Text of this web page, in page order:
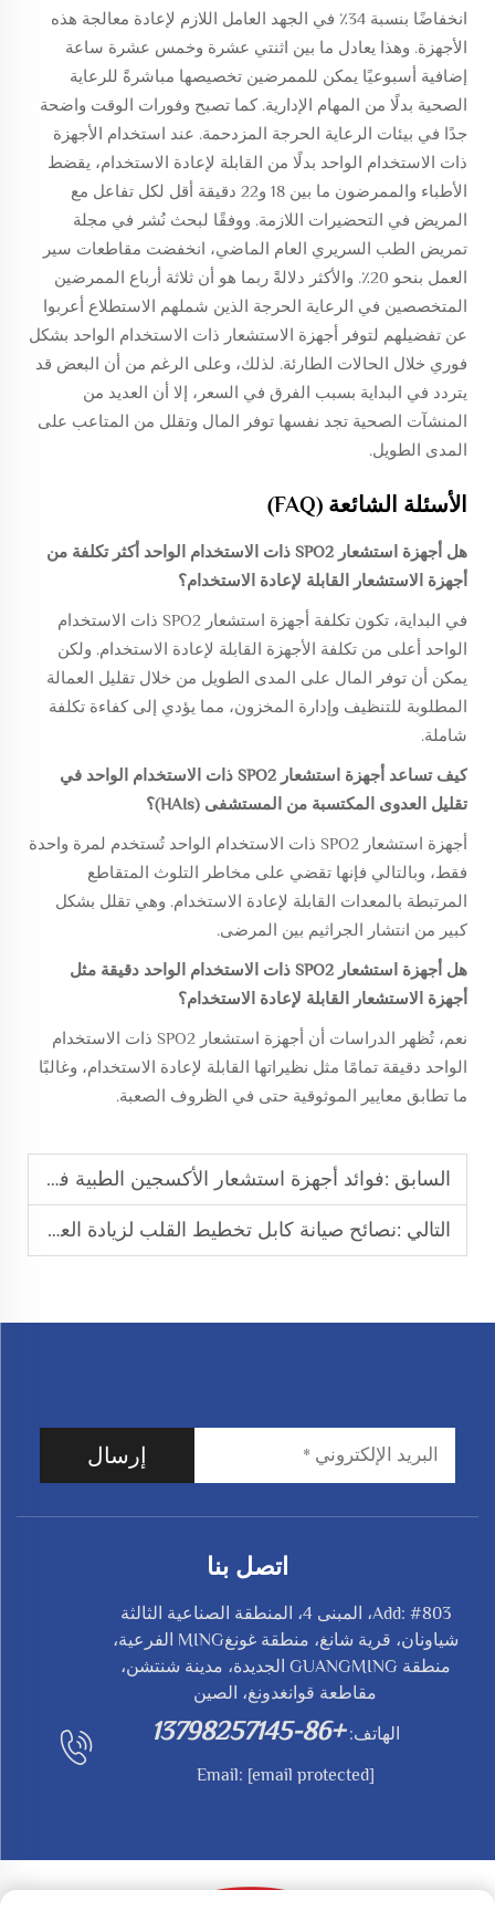
انخفاضًا بنسبة 34٪ في الجهد العامل اللازم لإعادة معالجة هذه
الأجهزة. وهذا يعادل ما بين اثنتي عشرة وخمس عشرة ساعة
إضافية أسبوعيًا يمكن للممرضين تخصيصها مباشرةً للرعاية
الصحية بدلًا من المهام الإدارية. كما تصبح وفورات الوقت واضحة
جدًا في بيئات الرعاية الحرجة المزدحمة. عند استخدام الأجهزة
ذات الاستخدام الواحد بدلًا من القابلة لإعادة الاستخدام، يقضط
الأطباء والممرضون ما بين 18 و22 دقيقة أقل لكل تفاعل مع
المريض في التحضيرات اللازمة. ووفقًا لبحث نُشر في مجلة
تمريض الطب السريري العام الماضي، انخفضت مقاطعات سير
العمل بنحو 20٪. والأكثر دلالةً ربما هو أن ثلاثة أرباع الممرضين
المتخصصين في الرعاية الحرجة الذين شملهم الاستطلاع أعربوا
عن تفضيلهم لتوفر أجهزة الاستشعار ذات الاستخدام الواحد بشكل
فوري خلال الحالات الطارئة. لذلك، وعلى الرغم من أن البعض قد
يتردد في البداية بسبب الفرق في السعر، إلا أن العديد من
المنشآت الصحية تجد نفسها توفر المال وتقلل من المتاعب على
المدى الطويل.
الأسئلة الشائعة (FAQ)
هل أجهزة استشعار SPO2 ذات الاستخدام الواحد أكثر تكلفة من
أجهزة الاستشعار القابلة لإعادة الاستخدام؟
في البداية، تكون تكلفة أجهزة استشعار SPO2 ذات الاستخدام
الواحد أعلى من تكلفة الأجهزة القابلة لإعادة الاستخدام. ولكن
يمكن أن توفر المال على المدى الطويل من خلال تقليل العمالة
المطلوبة للتنظيف وإدارة المخزون، مما يؤدي إلى كفاءة تكلفة
شاملة.
كيف تساعد أجهزة استشعار SPO2 ذات الاستخدام الواحد في
تقليل العدوى المكتسبة من المستشفى (HAIs)؟
أجهزة استشعار SPO2 ذات الاستخدام الواحد تُستخدم لمرة واحدة
فقط، وبالتالي فإنها تقضي على مخاطر التلوث المتقاطع
المرتبطة بالمعدات القابلة لإعادة الاستخدام. وهي تقلل بشكل
كبير من انتشار الجراثيم بين المرضى.
هل أجهزة استشعار SPO2 ذات الاستخدام الواحد دقيقة مثل
أجهزة الاستشعار القابلة لإعادة الاستخدام؟
نعم، تُظهر الدراسات أن أجهزة استشعار SPO2 ذات الاستخدام
الواحد دقيقة تمامًا مثل نظيراتها القابلة لإعادة الاستخدام، وغالبًا
ما تطابق معايير الموثوقية حتى في الظروف الصعبة.
السابق :فوائد أجهزة استشعار الأكسجين الطبية في المراقبة
التالي :نصائح صيانة كابل تخطيط القلب لزيادة العمر الافتراضي
إرسال
اتصل بنا
Add: #803، المبنى 4، المنطقة الصناعية الثالثة
شياونان، قرية شانغ، منطقة غونغMING الفرعية،
منطقة GUANGMING الجديدة، مدينة شنتشن،
مقاطعة قوانغدونغ، الصين
الهاتف: +86-13798257145
Email: [email protected]